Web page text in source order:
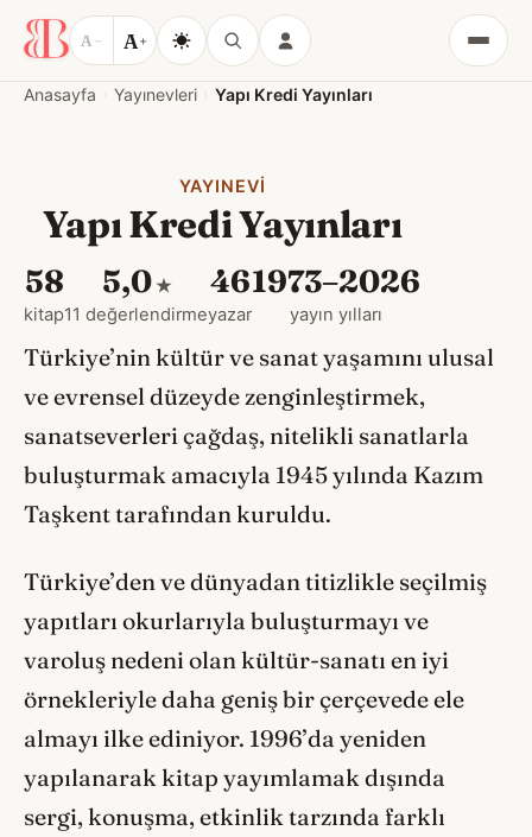
A − A+
Menü
Anasayfa Yayınevleri Yapı Kredi Yayınları
YAYINEVI
Yapı Kredi Yayınları
58
kitap
5,0 ★
11 değerlendirme
46
yazar
1973–2026
yayın yılları
Türkiye’nin kültür ve sanat yaşamını ulusal
ve evrensel düzeyde zenginleştirmek,
sanatseverleri çağdaş, nitelikli sanatlarla
buluşturmak amacıyla 1945 yılında Kazım
Taşkent tarafından kuruldu.
Türkiye’den ve dünyadan titizlikle seçilmiş
yapıtları okurlarıyla buluşturmayı ve
varoluş nedeni olan kültür-sanatı en iyi
örnekleriyle daha geniş bir çerçevede ele
almayı ilke ediniyor. 1996’da yeniden
yapılanarak kitap yayımlamak dışında
sergi, konuşma, etkinlik tarzında farklı